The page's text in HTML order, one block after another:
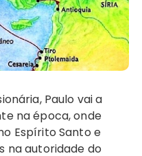
na época, onde
Espírito Santo e
na autoridade do